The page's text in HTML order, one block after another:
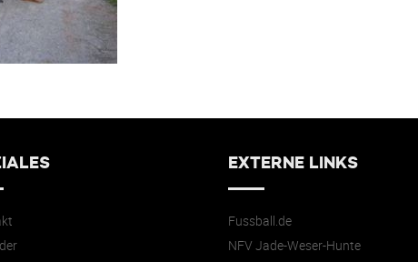
EXTERNE LINKS
Fussball.de
NFV Jade-Weser-Hunte